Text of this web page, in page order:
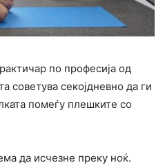
по професија од
советува секојдневно да ги
помеѓу плешките со
да исчезне преку ноќ.